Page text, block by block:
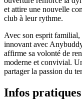
et attire une nouvelle
club à leur rythme.
Avec son esprit familial,
innovant avec
affirme sa volonté de
moderne et convivial.
partager la passion du
Infos pratiques